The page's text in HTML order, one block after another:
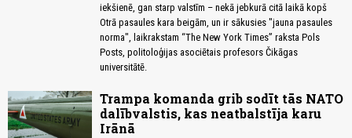
iekšienē, gan starp valstīm – nekā jebkurā citā laikā kopš
Otrā pasaules kara beigām, un ir sākusies "jauna pasaules
norma", laikrakstam “The New York Times” raksta Pols
Posts, politoloģijas asociētais profesors Čikāgas
universitātē.
Trampa komanda grib sodīt tās NATO
dalībvalstis, kas neatbalstīja karu
Irānā